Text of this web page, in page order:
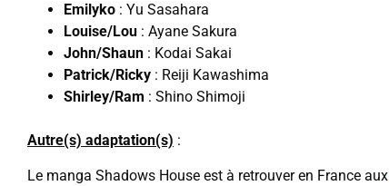
Emilyko : Yu Sasahara
Louise/Lou : Ayane Sakura
John/Shaun : Kodai Sakai
Patrick/Ricky : Reiji Kawashima
Shirley/Ram : Shino Shimoji
Autre(s) adaptation(s) :
Le manga Shadows House est à retrouver en France aux